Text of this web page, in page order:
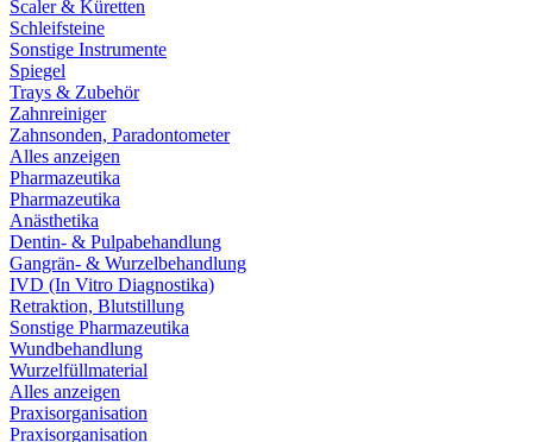
Scaler & Küretten
Schleifsteine
Sonstige Instrumente
Spiegel
Trays & Zubehör
Zahnreiniger
Zahnsonden, Paradontometer
Alles anzeigen
Pharmazeutika
Pharmazeutika
Anästhetika
Dentin- & Pulpabehandlung
Gangrän- & Wurzelbehandlung
IVD (In Vitro Diagnostika)
Retraktion, Blutstillung
Sonstige Pharmazeutika
Wundbehandlung
Wurzelfüllmaterial
Alles anzeigen
Praxisorganisation
Praxisorganisation